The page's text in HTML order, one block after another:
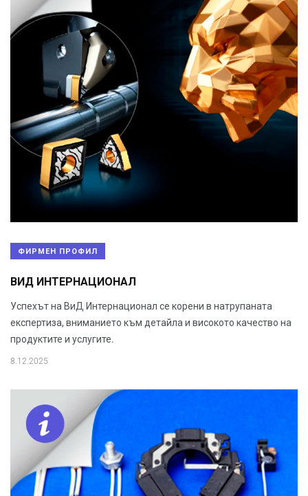
ФИРМЕН ПРОФИЛ
ВИД ИНТЕРНАЦИОНАЛ
Успехът на ВиД Интернационал се корени в натрупаната
експертиза, вниманието към детайла и високото качество на
продуктите и услугите.
8.12.2025